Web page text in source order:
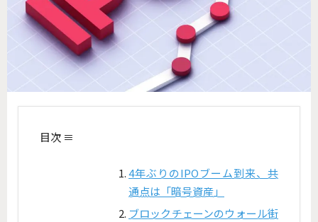
目次 ≡
4年ぶりのIPOブーム到来、共
通点は「暗号資産」
ブロックチェーンのウォール街